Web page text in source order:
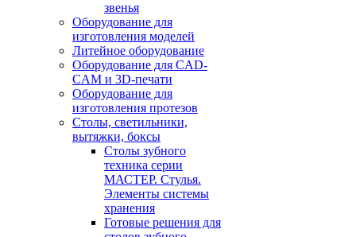
звенья
Оборудование для
изготовления моделей
Литейное оборудование
Оборудование для CAD-
CAM и 3D-печати
Оборудование для
изготовления протезов
Cтолы, светильники,
вытяжки, боксы
Столы зубного
техника серии
МАСТЕР. Стулья.
Элементы системы
хранения
Готовые решения для